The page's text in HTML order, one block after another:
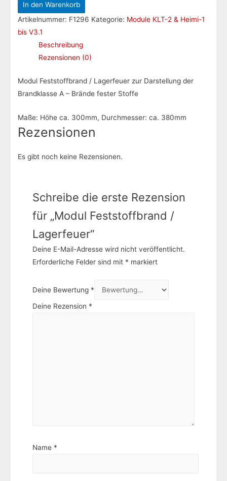
Lagerfeuer
Menge
In den Warenkorb
Artikelnummer: F1296 Kategorie: Module KLT-2 & Heimi-1
bis V3.1
Beschreibung
Rezensionen (0)
Modul Feststoffbrand / Lagerfeuer zur Darstellung der
Brandklasse A – Brände fester Stoffe
Maße: Höhe ca. 300mm, Durchmesser: ca. 380mm
Rezensionen
Es gibt noch keine Rezensionen.
Schreibe die erste Rezension
für „Modul Feststoffbrand /
Lagerfeuer“
Deine E-Mail-Adresse wird nicht veröffentlicht.
Erforderliche Felder sind mit * markiert
Deine Bewertung *
Deine Rezension *
Name *